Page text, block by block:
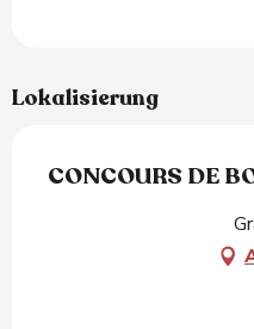
Lokalisierung
CONCOURS DE